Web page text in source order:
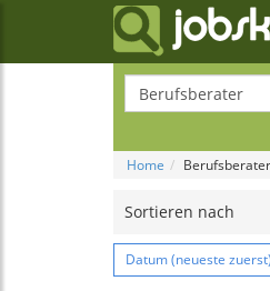
Home
Sortieren nach
Datum (neueste zuerst)